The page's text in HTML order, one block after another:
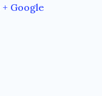
+ Google